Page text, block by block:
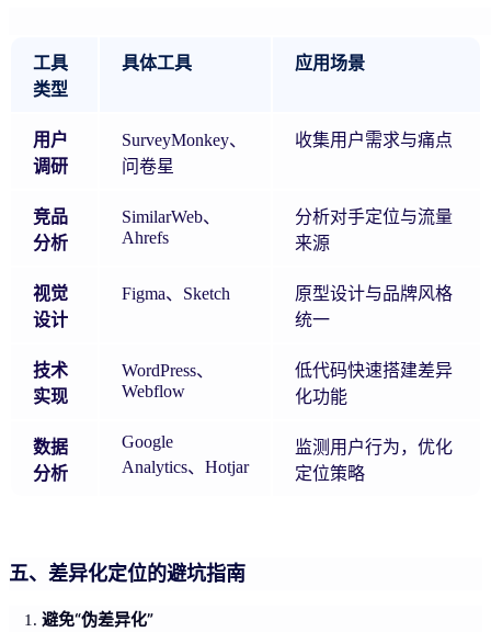
工具
类型
具体工具 应用场景
用户
调研
SurveyMonkey、
问卷星
收集用户需求与痛点
竞品
分析
SimilarWeb、
Ahrefs
分析对手定位与流量
来源
视觉
设计
Figma、Sketch
原型设计与品牌风格
统一
技术
实现
WordPress、
Webflow
低代码快速搭建差异
化功能
数据
分析
Google
Analytics、Hotjar
监测用户行为，优化
定位策略
五、差异化定位的避坑指南
避免“伪差异化”